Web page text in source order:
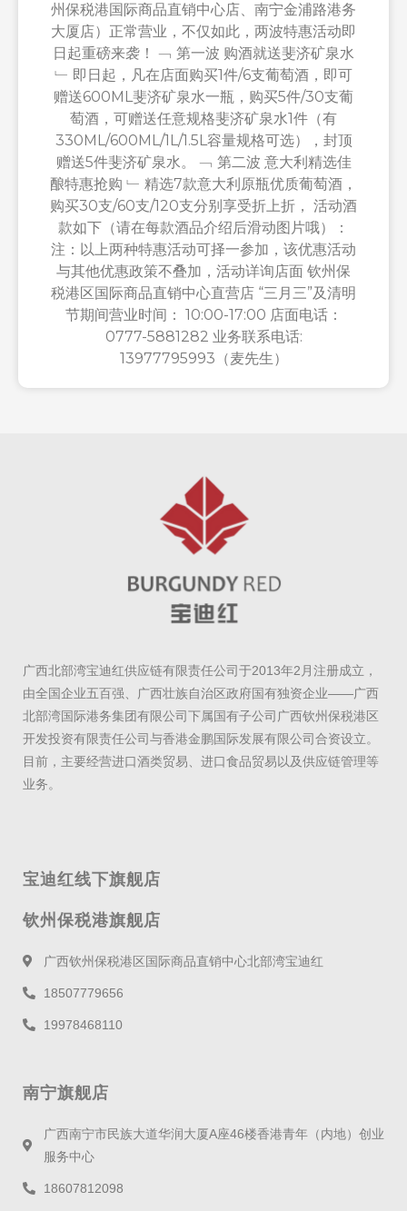
州保税港国际商品直销中心店、南宁金浦路港务
大厦店）正常营业，不仅如此，两波特惠活动即
日起重磅来袭！ ﹁ 第一波 购酒就送斐济矿泉水
﹂ 即日起，凡在店面购买1件/6支葡萄酒，即可
赠送600ML斐济矿泉水一瓶，购买5件/30支葡
萄酒，可赠送任意规格斐济矿泉水1件（有
330ML/600ML/1L/1.5L容量规格可选），封顶
赠送5件斐济矿泉水。 ﹁ 第二波 意大利精选佳
酿特惠抢购 ﹂ 精选7款意大利原瓶优质葡萄酒，
购买30支/60支/120支分别享受折上折， 活动酒
款如下（请在每款酒品介绍后滑动图片哦）：
注：以上两种特惠活动可择一参加，该优惠活动
与其他优惠政策不叠加，活动详询店面 钦州保
税港区国际商品直销中心直营店 “三月三”及清明
节期间营业时间： 10:00-17:00 店面电话：
0777-5881282 业务联系电话:
13977795993（麦先生）
广西北部湾宝迪红供应链有限责任公司于2013年2月注册成立，
由全国企业五百强、广西壮族自治区政府国有独资企业——广西
北部湾国际港务集团有限公司下属国有子公司广西钦州保税港区
开发投资有限责任公司与香港金鹏国际发展有限公司合资设立。
目前，主要经营进口酒类贸易、进口食品贸易以及供应链管理等
业务。
宝迪红线下旗舰店
钦州保税港旗舰店
广西钦州保税港区国际商品直销中心北部湾宝迪红
18507779656
19978468110
南宁旗舰店
广西南宁市民族大道华润大厦A座46楼香港青年（内地）创业
服务中心
18607812098